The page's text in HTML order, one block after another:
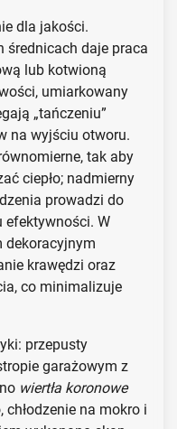
dla jakości.
średnicach daje praca
lub kotwioną
umiarkowany
„tańczeniu”
na wyjściu otworu.
tak aby
ciepło; nadmierny
prowadzi do
efektywności. W
dekoracyjnym
krawędzi oraz
co minimalizuje
przepusty
garażowym z
wiertła koronowe
na mokro i